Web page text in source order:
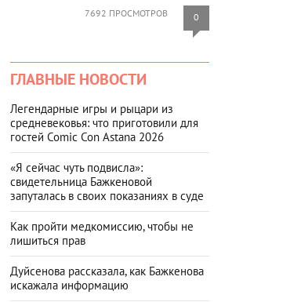
7692 ПРОСМОТРОВ 0
ГЛАВНЫЕ НОВОСТИ
Легендарные игры и рыцари из
средневековья: что приготовили для
гостей Comic Con Astana 2026
«Я сейчас чуть подвисла»:
свидетельница Бажкеновой
запуталась в своих показаниях в суде
Как пройти медкомиссию, чтобы не
лишиться прав
Дуйсенова рассказала, как Бажкенова
искажала информацию